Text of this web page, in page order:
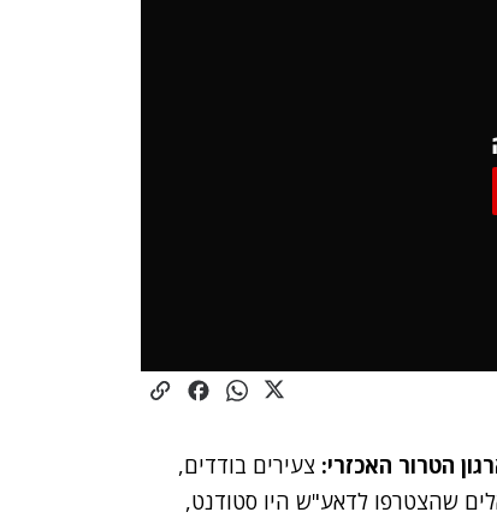
הטרור האכזרי: צעירים בודדים,
הישראלים שהצטרפו לדאע"ש היו סטודנט,